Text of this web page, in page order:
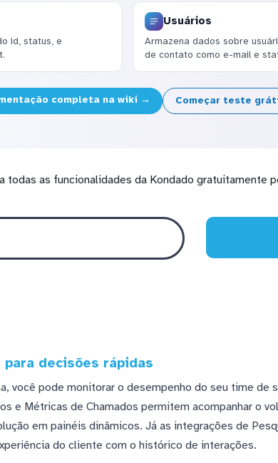
id, status, e
Usuários
Armazena dados sobre
de contato como e-mail e
completa na wiki → Começar teste
todas as funcionalidades da Kondado gratuitamente
para decisões rápidas
você pode monitorar o desempenho do seu time de
e Métricas de Chamados permitem acompanhar o
em painéis dinâmicos. Já as integrações de
do cliente com o histórico de interações.